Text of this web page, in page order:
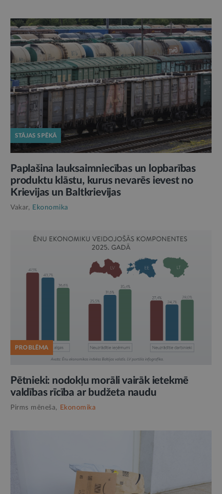
STĀJAS SPĒKĀ
Paplašina lauksaimniecības un lopbarības
produktu klāstu, kurus nevarēs ievest no
Krievijas un Baltkrievijas
Vakar, Ekonomika
PROBLĒMA
Pētnieki: nodokļu morāli vairāk ietekmē
valdības rīcība ar budžeta naudu
Pirms mēneša, Ekonomika